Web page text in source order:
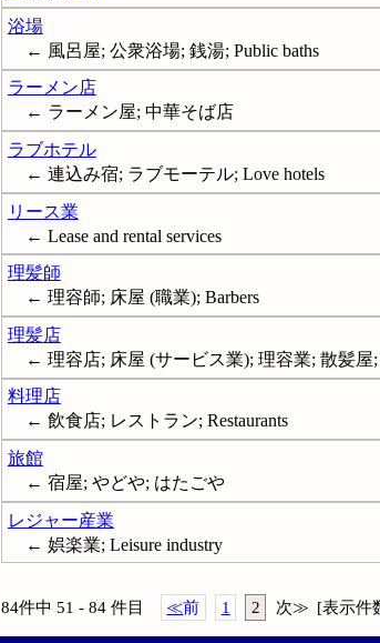
浴場
← 風呂屋; 公衆浴場; 銭湯; Public baths
ラーメン店
← ラーメン屋; 中華そば店
ラブホテル
← 連込み宿; ラブモーテル; Love hotels
リース業
← Lease and rental services
理髪師
← 理容師; 床屋 (職業); Barbers
理髪店
← 理容店; 床屋 (サービス業); 理容業; 散髪屋;
料理店
← 飲食店; レストラン; Restaurants
旅館
← 宿屋; やどや; はたごや
レジャー産業
← 娯楽業; Leisure industry
84件中 51 - 84 件目 ≪前 1 2 次≫ [表示件